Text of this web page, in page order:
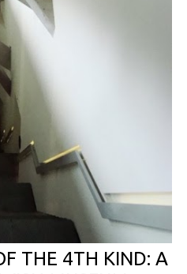
THE 4TH KIND: A